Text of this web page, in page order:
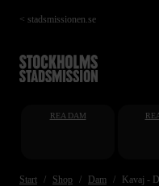
Hoppa
till
< stadsmissionen.se
REA DAM
Start Shop Dam Kavaj -